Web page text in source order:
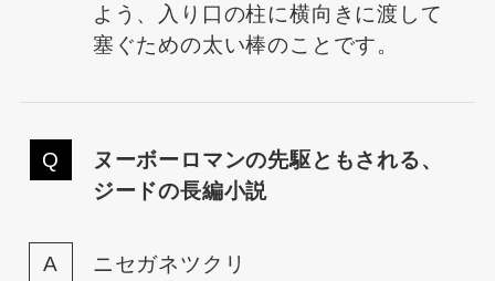
よう、入り口の柱に横向きに渡して
塞ぐための太い棒のことです。
ヌーボーロマンの先駆ともされる、
ジードの長編小説
ニセガネツクリ